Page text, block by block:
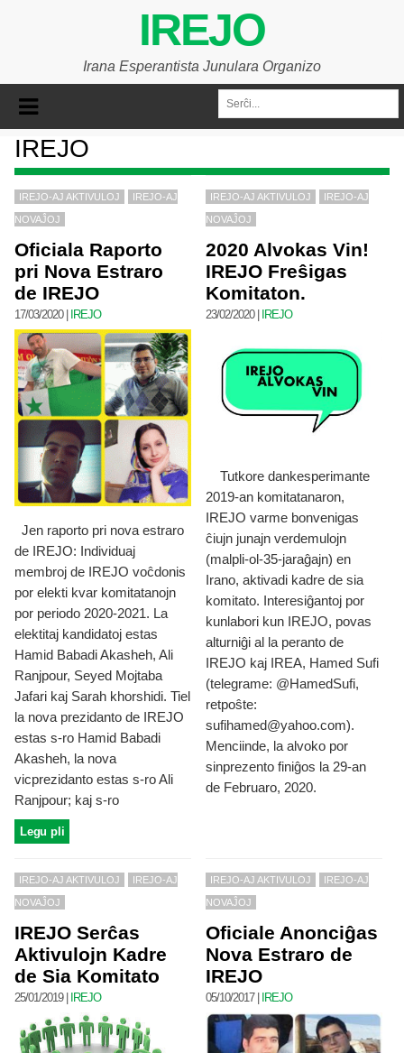
IREJO
Irana Esperantista Junulara Organizo
IREJO
IREJO-AJ AKTIVULOJ IREJO-AJ
NOVAĴOJ
Oficiala Raporto
pri Nova Estraro
de IREJO
17/03/2020| IREJO
Jen raporto pri nova estraro
de IREJO: Individuaj
membroj de IREJO voĉdonis
por elekti kvar komitatanojn
por periodo 2020-2021. La
elektitaj kandidatoj estas
Hamid Babadi Akasheh, Ali
Ranjpour, Seyed Mojtaba
Jafari kaj Sarah khorshidi. Tiel
la nova prezidanto de IREJO
estas s-ro Hamid Babadi
Akasheh, la nova
vicprezidanto estas s-ro Ali
Ranjpour; kaj s-ro
Legu pli
IREJO-AJ AKTIVULOJ IREJO-AJ
NOVAĴOJ
2020 Alvokas Vin!
IREJO Freŝigas
Komitaton.
23/02/2020| IREJO
Tutkore dankesperimante
2019-an komitatanaron,
IREJO varme bonvenigas
ĉiujn junajn verdemulojn
(malpli-ol-35-jaraĝajn) en
Irano, aktivadi kadre de sia
komitato. Interesiĝantoj por
kunlabori kun IREJO, povas
alturniĝi al la peranto de
IREJO kaj IREA, Hamed Sufi
(telegrame: @HamedSufi,
retpoŝte:
sufihamed@yahoo.com).
Menciinde, la alvoko por
sinprezento finiĝos la 29-an
de Februaro, 2020.
IREJO-AJ AKTIVULOJ IREJO-AJ
NOVAĴOJ
IREJO Serĉas
Aktivulojn Kadre
de Sia Komitato
25/01/2019| IREJO
IREJO-AJ AKTIVULOJ IREJO-AJ
NOVAĴOJ
Oficiale Anonciĝas
Nova Estraro de
IREJO
05/10/2017| IREJO